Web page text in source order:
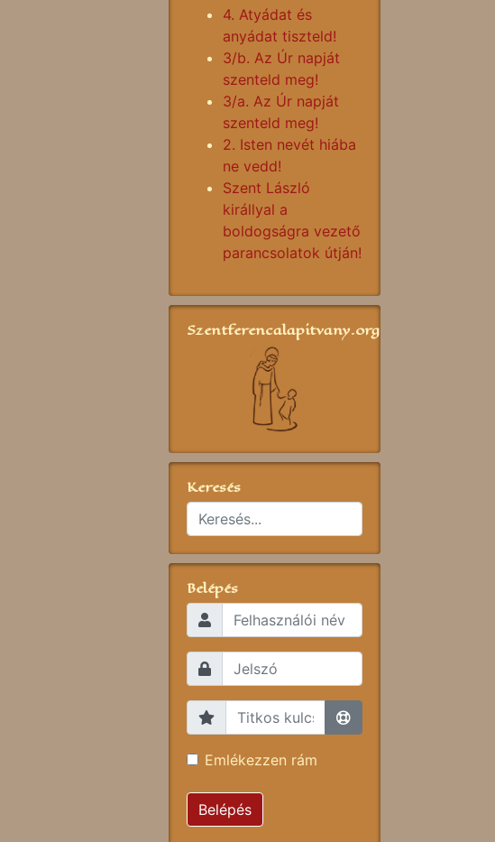
4. Atyádat és
anyádat tiszteld!
3/b. Az Úr napját
szenteld meg!
3/a. Az Úr napját
szenteld meg!
2. Isten nevét hiába
ne vedd!
Szent László
királlyal a
boldogságra vezető
parancsolatok útján!
Szentferencalapitvany.org
Keresés
Belépés
Emlékezzen rám
Belépés